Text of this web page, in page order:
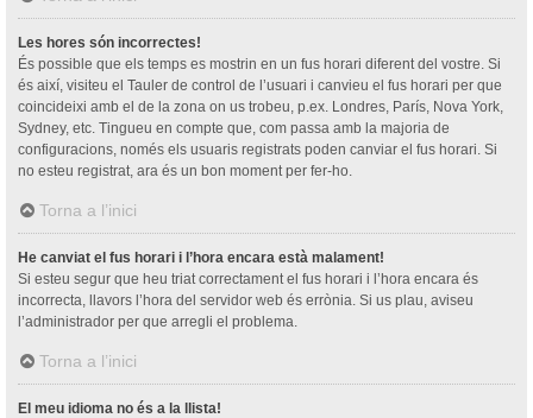
Les hores són incorrectes!
És possible que els temps es mostrin en un fus horari diferent del vostre. Si
és així, visiteu el Tauler de control de l’usuari i canvieu el fus horari per que
coincideixi amb el de la zona on us trobeu, p.ex. Londres, París, Nova York,
Sydney, etc. Tingueu en compte que, com passa amb la majoria de
configuracions, només els usuaris registrats poden canviar el fus horari. Si
no esteu registrat, ara és un bon moment per fer-ho.
Torna a l’inici
He canviat el fus horari i l’hora encara està malament!
Si esteu segur que heu triat correctament el fus horari i l’hora encara és
incorrecta, llavors l’hora del servidor web és errònia. Si us plau, aviseu
l’administrador per que arregli el problema.
Torna a l’inici
El meu idioma no és a la llista!